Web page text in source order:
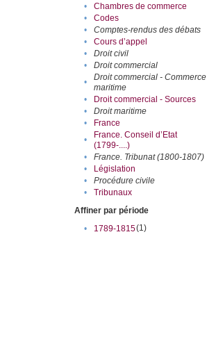
•
Chambres de commerce
•
Codes
•
Comptes-rendus des débats
•
Cours d’appel
•
Droit civil
•
Droit commercial
•
Droit commercial - Commerce
maritime
• Droit commercial - Sources
•
Droit maritime
•
France
•
France. Conseil d’Etat
(1799-....)
• France. Tribunat (1800-1807)
•
Législation
•
Procédure civile
•
Tribunaux
Affiner par période
•
1789-1815(1)